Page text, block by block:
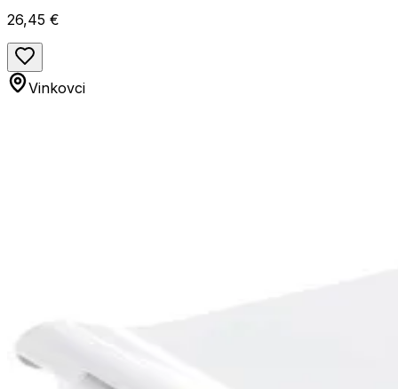
26,45 €
Vinkovci